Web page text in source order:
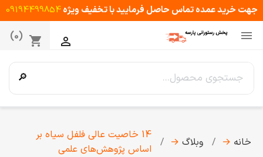
جهت خرید عمده تماس حاصل فرمایید با تخفیف ویژه09194499854

shopping_cart
(0) 
🔎
خانه → وبلاگ →
14 خاصیت عالی فلفل سیاه بر
اساس پژوهش‌های علمی